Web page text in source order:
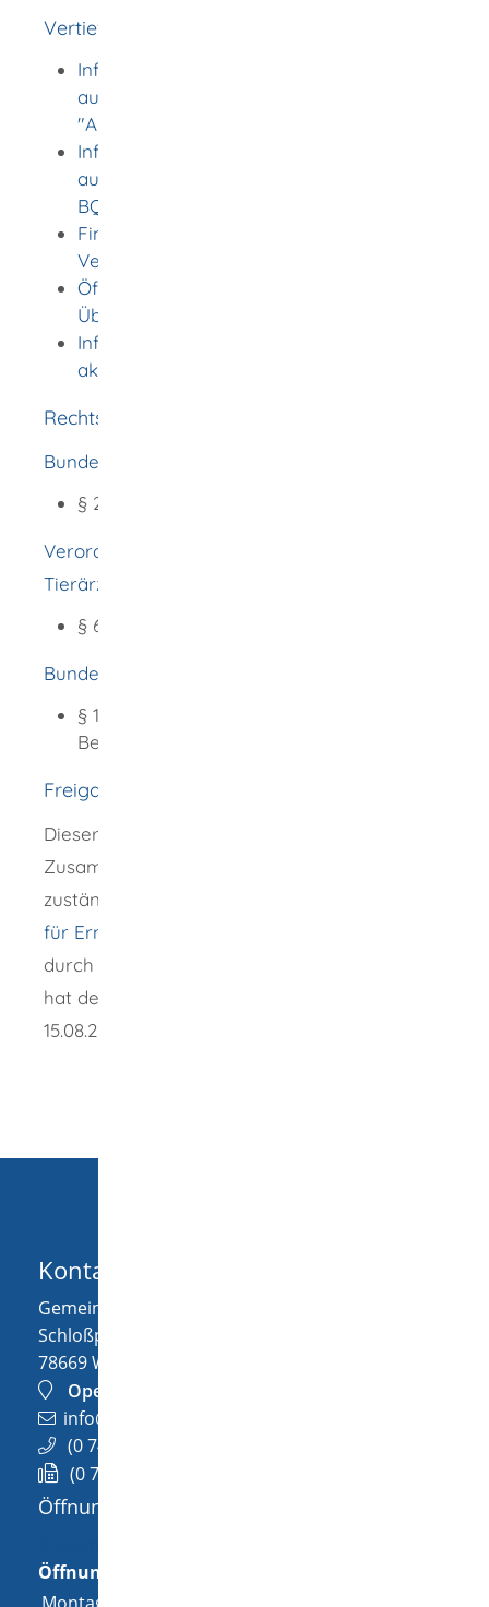
Kontakt
Gemeinde Wellendingen
Schloßplatz 1
78669Wellendingen
OpenStreetMap
info@wellendingen.de
(074
(074
Öffnungszeiten
Öffnungszeiten
Vertiefende Informationen
Informationen zur Anerkennung
ausländischer Berufsqualifikationen auf
"Anerkennung in Deutschland"
Informationen zur Anerkennung
ausländischer Berufsabschlüsse auf dem
BQ-Portal
Finanzielle Hilfe im Anerkennungs-
Verfahren
Öffentlich bestellte Übersetzerinnen und
Übersetzer in Deutschland
Informationen zu Deutsch-Kenntnissen in
akademischen Heilberufen
Rechtsgrundlage
Bundes-Tierärzteordnung (BTÄO)
§ 2 ff.
Verordnung zur Approbation von
Tierärztinnen und Tierärzten (TAppV)
§ 63 f. Antrag auf Approbation
Bundesvertriebenengesetz (BVFG)
§ 10 Prüfungen und
Befähigungsnachweise
Freigabevermerk
Dieser Text entstand in enger
Zusammenarbeit mit den fachlich
zuständigen Stellen. Das
für Ernährung und Landwirtschaft
durch das
hat dessen ausführliche Fassung am
15.08.2024 freigegeben.